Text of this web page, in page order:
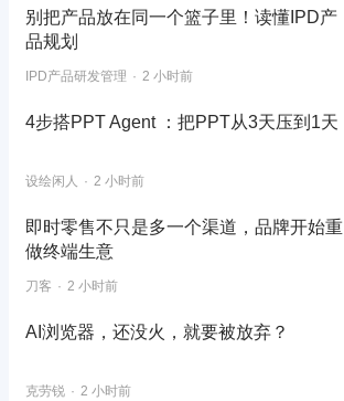
别把产品放在同一个篮子里！读懂IPD产
品规划
IPD产品研发管理 2 小时前
4步搭PPT Agent ：把PPT从3天压到1天
设绘闲人 2 小时前
即时零售不只是多一个渠道，品牌开始重
做终端生意
刀客 2 小时前
AI浏览器，还没火，就要被放弃？
克劳锐 2 小时前